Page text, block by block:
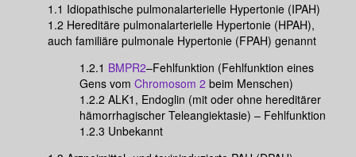
1.1 Idiopathische pulmonalarterielle Hypertonie (IPAH)
1.2 Hereditäre pulmonalarterielle Hypertonie (HPAH),
auch familiäre pulmonale Hypertonie (FPAH) genannt
1.2.1 BMPR2–Fehlfunktion (Fehlfunktion eines
Gens vom Chromosom 2 beim Menschen)
1.2.2 ALK1, Endoglin (mit oder ohne hereditärer
hämorrhagischer Teleangiektasie) – Fehlfunktion
1.2.3 Unbekannt